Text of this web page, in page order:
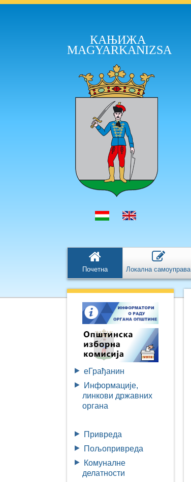
КАЊИЖА
MAGYARKANIZSA
Почетна Локална самоуправа
eГрађанин
Информације,
линкови државних
органа
Привреда
Пољопривреда
Комуналне
делатности